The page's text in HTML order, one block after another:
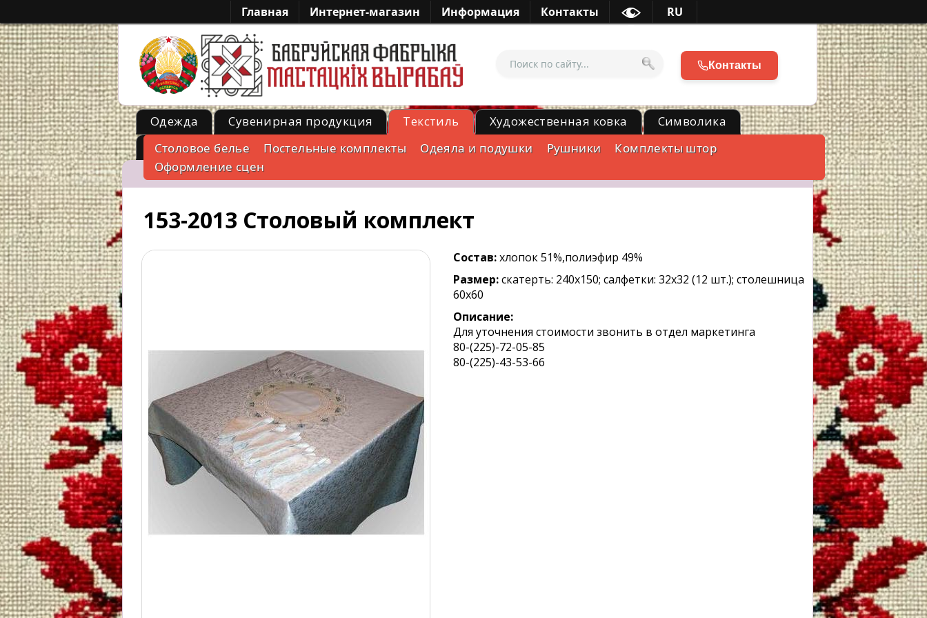
Главная Интернет-магазин Информация Контакты RU
Контакты
-->
Одежда Сувенирная продукция
Текстиль
Столовое белье
Постельные комплекты Одеяла и подушки Рушники
Комплекты штор
Оформление сцен
Художественная ковка
Символика
Металл
153-2013 Столовый комплект
Состав:хлопок 51%,полиэфир 49%
Размер:скатерть: 240x150; салфетки: 32x32 (12 шт.); столешница
60x60
Описание:
Для уточнения стоимости звонить в отдел маркетинга
80-(225)-72-05-85
80-(225)-43-53-66